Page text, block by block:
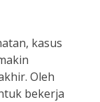
kasus
Oleh
bekerja